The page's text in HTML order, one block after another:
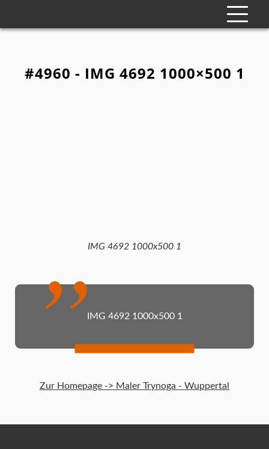
#4960 - IMG 4692 1000×500 1
IMG 4692 1000x500 1
IMG 4692 1000x500 1
Zur Homepage -> Maler Trynoga - Wuppertal